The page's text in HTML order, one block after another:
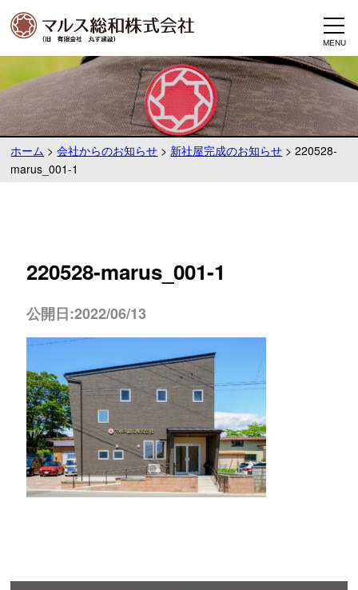
ホーム >会社からのお知らせ > 新社屋完成のお知らせ >220528-
marus_001-1
220528-marus_001-1
公開日:2022/06/13